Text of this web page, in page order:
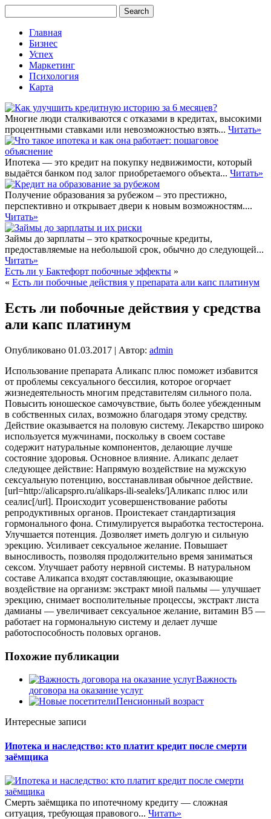
Главная
Бизнес
Успех
Маркетинг
Психология
Карта
Многие люди сталкиваются с отказами в кредитах, высокими
процентными ставками или невозможностью взять... Читать»
Ипотека — это кредит на покупку недвижимости, который
выдаётся банком под залог приобретаемого объекта... Читать»
Получение образования за рубежом – это престижно,
перспективно и открывает двери к новым возможностям....
Читать»
Займы до зарплаты – это краткосрочные кредиты,
предоставляемые на небольшой срок, обычно до следующей...
Читать»
Есть ли у Бактефорт побочные эффекты »
« Есть ли побочные действия у препарата али капс платинум
Есть ли побочные действия у средства
али капс платинум
Опубликовано 01.03.2017 | Автор: admin
Использование препарата Аликапс плюс поможет избавится
от проблемы сексуального бессилия, которое огорчает
жизнедеятельность многим представителям сильного пола.
Повысить юношеское самочувствие, быть более убежденным
в собственных силах, возможно благодаря этому средству.
Действие оказывается на половую систему. Лекарство широко
используется мужчинами, поскольку в своем составе
содержит натуральные компонентов, делающие лучше
состояние здоровья. Основное влияние. Аликапс делает
следующее действие: Напрямую воздействие на мужскую
сексуальную потенцию, восстанавливая обычное действие.
[url=http://alicapspro.ru/alikaps-ili-sealeks/]Аликапс плюс или
сеалис[/url]. Происходит усовершенствование работы
репродуктивных органов. Проистекает стандартизация
гормонального фона. Стимулируется выработка тестостерона.
Улучшается потенция. Дозволяет иметь долгую и сильную
эрекцию. Усиливает сексуальное желание. Повышает
выносливость, позволяя продолжительно время заниматься
сексом. Улучшает работу нервной системы. В натуральном
составе Аликапса входят составляющие, оказывающие
воздействие на организм: экстракт миой пальмы — улучшает
эрекцию, снимает восполительные процессы, экстракт листа
дамианы — увеличивает сексуальное желание, витамин В5 —
работает на гормональную систему и делает лучше
работоспособность половых органов.
Похожие публикации
Важность
договора на оказание услуг
Пенсионный возраст
Интересные записи
Ипотека и наследство: кто платит кредит после смерти
заёмщика
Смерть заёмщика по ипотечному кредиту — сложная
ситуация, требующая правового... Читать»